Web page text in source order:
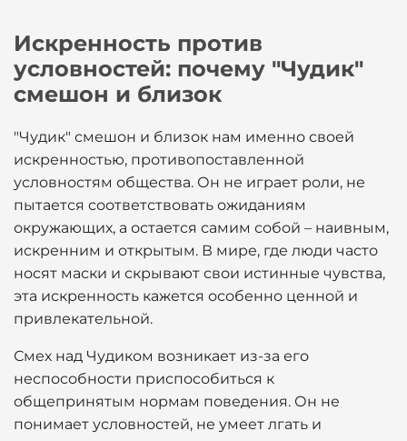
Искренность против
условностей: почему "Чудик"
смешон и близок
"Чудик" смешон и близок нам именно своей
искренностью, противопоставленной
условностям общества. Он не играет роли, не
пытается соответствовать ожиданиям
окружающих, а остается самим собой – наивным,
искренним и открытым. В мире, где люди часто
носят маски и скрывают свои истинные чувства,
эта искренность кажется особенно ценной и
привлекательной.
Смех над Чудиком возникает из-за его
неспособности приспособиться к
общепринятым нормам поведения. Он не
понимает условностей, не умеет лгать и